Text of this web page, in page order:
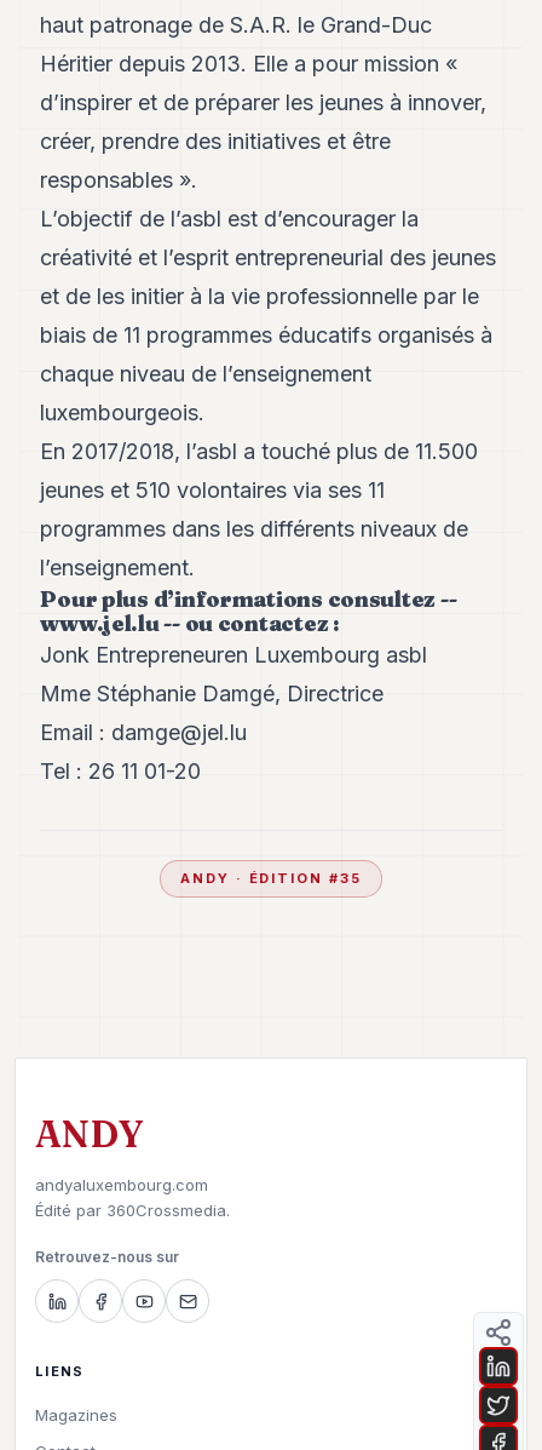
haut patronage de S.A.R. le Grand-Duc
Héritier depuis 2013. Elle a pour mission «
d’inspirer et de préparer les jeunes à innover,
créer, prendre des initiatives et être
responsables ».
L’objectif de l’asbl est d’encourager la
créativité et l’esprit entrepreneurial des jeunes
et de les initier à la vie professionnelle par le
biais de 11 programmes éducatifs organisés à
chaque niveau de l’enseignement
luxembourgeois.
En 2017/2018, l’asbl a touché plus de 11.500
jeunes et 510 volontaires via ses 11
programmes dans les différents niveaux de
l’enseignement.
Pour plus d’informations consultez --
www.jel.lu-- ou contactez :
Jonk Entrepreneuren Luxembourg asbl
Mme Stéphanie Damgé, Directrice
Email : damge@jel.lu
Tel : 26 11 01-20
ANDY · ÉDITION #35
ANDY
andyaluxembourg.com
Édité par 360Crossmedia.
Retrouvez-nous sur
LIENS
Magazines